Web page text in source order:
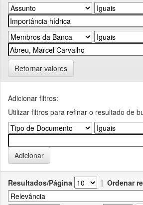
Retornar valores
Adicionar filtros:
Utilizar filtros para refinar o resultado de
Resultados/Página | Ordenar